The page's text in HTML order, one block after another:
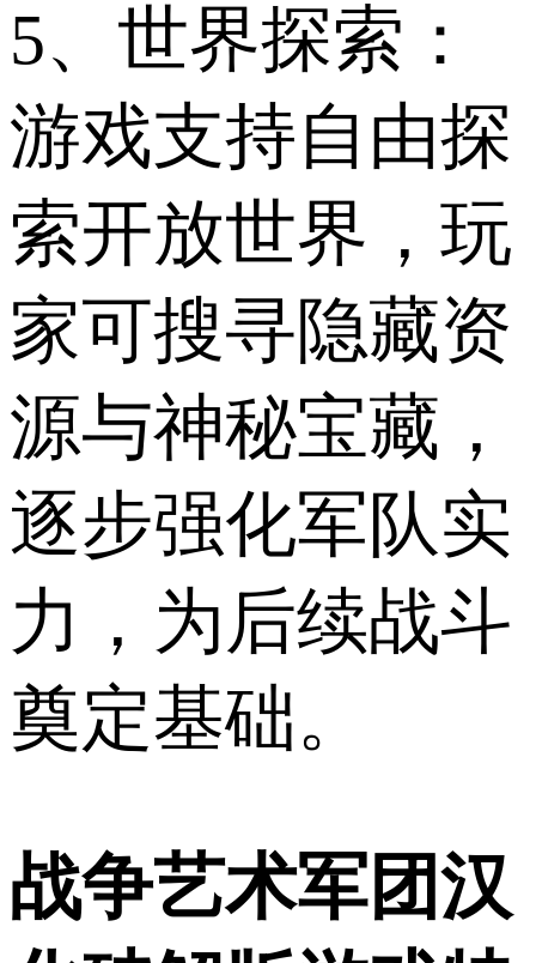
5、世界探索：
游戏支持自由探
索开放世界，玩
家可搜寻隐藏资
源与神秘宝藏，
逐步强化军队实
力，为后续战斗
奠定基础。
战争艺术军团汉